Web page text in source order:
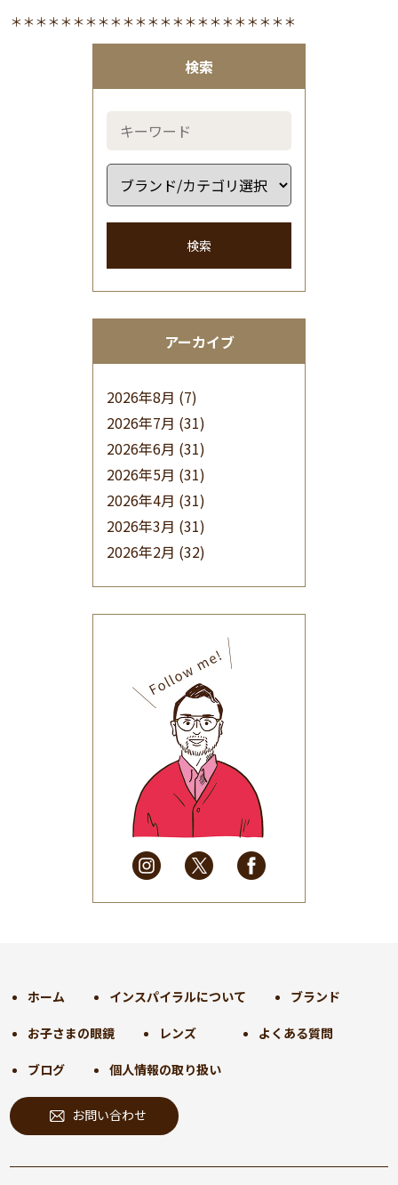
検索
検索
アーカイブ
2026年8月 (7)
2026年7月 (31)
2026年6月 (31)
2026年5月 (31)
2026年4月 (31)
2026年3月 (31)
2026年2月 (32)
(32)
2025年9月(30)
2025年8月(31)
2025年7月(37)
2025年6月(48)
2025年5月
(41)
2025年4月
(32)
2025年3月(31)
2025年2月
(28)
2025年1月
(34)
2024年9月(30)
2024年7月(31)
2024年6月(30)
2024年5月
2024年4月 (32)
2024年2月(31)
＊＊＊＊＊＊＊＊＊＊＊＊＊＊＊＊＊＊＊＊＊＊＊
ホーム インスパイラルについて ブランド
お子さまの眼鏡 レンズ よくある質問
ブログ 個人情報の取り扱い
お問い合わせ